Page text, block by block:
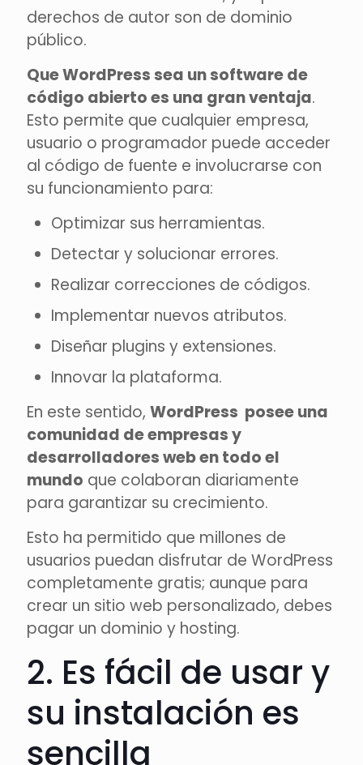
derechos de autor son de dominio
público.
Que WordPress sea un software de
código abierto es una gran ventaja.
Esto permite que cualquier empresa,
usuario o programador puede acceder
al código de fuente e involucrarse con
su funcionamiento para:
Optimizar sus herramientas.
Detectar y solucionar errores.
Realizar correcciones de códigos.
Implementar nuevos atributos.
Diseñar plugins y extensiones.
Innovar la plataforma.
En este sentido, WordPress posee una
comunidad de empresas y
desarrolladores web en todo el
mundo que colaboran diariamente
para garantizar su crecimiento.
Esto ha permitido que millones de
usuarios puedan disfrutar de WordPress
completamente gratis; aunque para
crear un sitio web personalizado, debes
pagar un dominio y hosting.
2. Es fácil de usar y
su instalación es
sencilla